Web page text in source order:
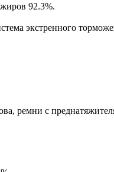
92.3%.
экстренного
ремни с